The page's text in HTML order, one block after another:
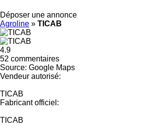
Déposer une annonce
Agroline » TICAB
4.9
52 commentaires
Source: Google Maps
Vendeur autorisé:
TICAB
Fabricant officiel:
TICAB